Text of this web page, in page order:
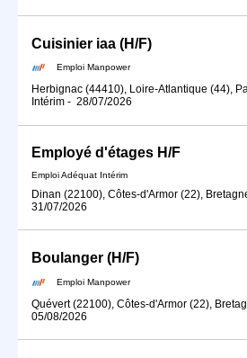
Cuisinier iaa (H/F)
Emploi Manpower
Herbignac (44410), Loire-Atlantique (44),
Intérim - 28/07/2026
Employé d'étages H/F
Emploi Adéquat Intérim
Dinan (22100), Côtes-d'Armor (22),
31/07/2026
Boulanger (H/F)
Emploi Manpower
Quévert (22100), Côtes-d'Armor (22),
05/08/2026